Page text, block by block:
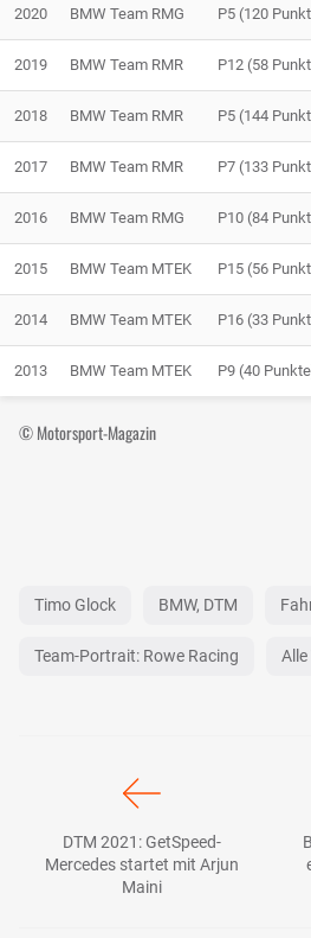
2020 BMW Team RMG P5 (120
2019 BMW Team RMR P12 (58
2018 BMW Team RMR P5 (144
2017 BMW Team RMR P7 (133
2016 BMW Team RMG P10 (84
2015 BMW Team MTEK P15 (56
2014 BMW Team MTEK P16 (33
2013 BMW Team MTEK P9 (40
© Motorsport-Magazin
Timo Glock BMW, DTM
Team-Portrait: Rowe Racing Alle
DTM 2021: GetSpeed-
Mercedes startet mit Arjun
Maini